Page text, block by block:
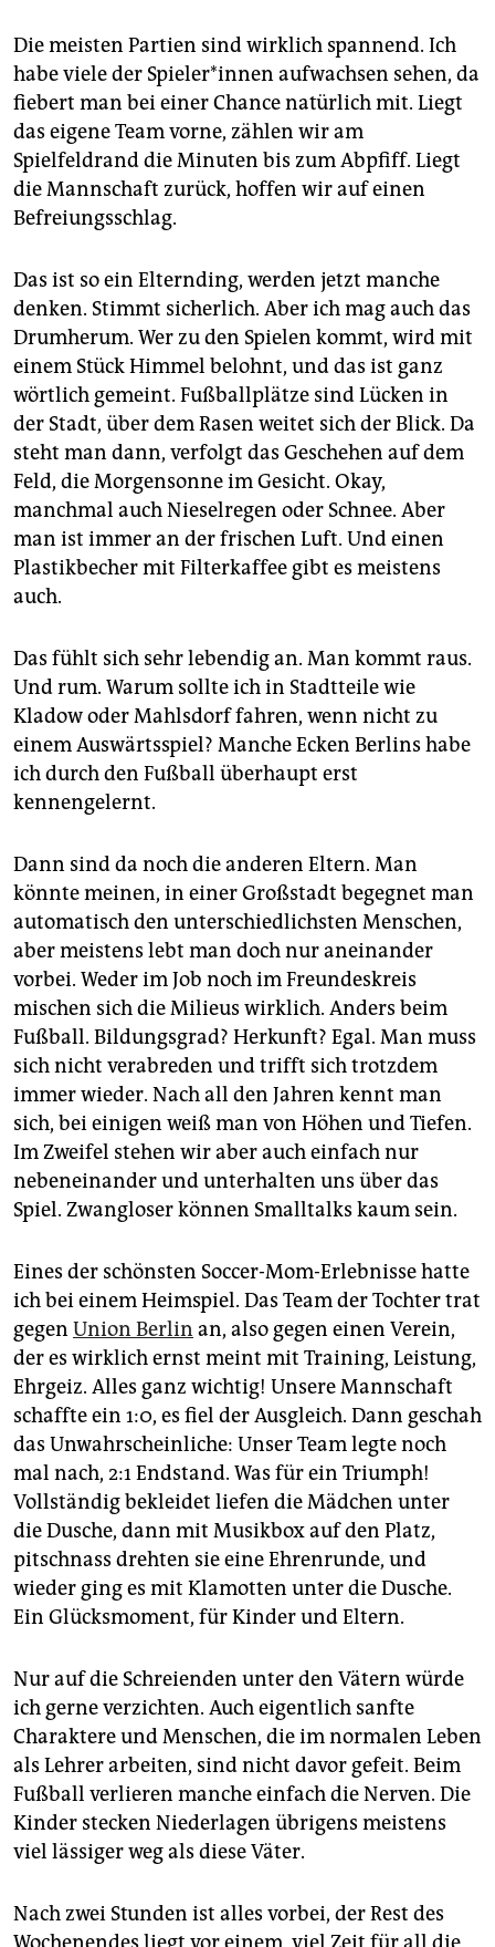
Die meisten Partien sind wirklich spannend. Ich
habe viele der Spie­le­r*in­nen aufwachsen sehen, da
fiebert man bei einer Chance natürlich mit. Liegt
das eigene Team vorne, zählen wir am
Spielfeldrand die Minuten bis zum Abpfiff. Liegt
die Mannschaft zurück, hoffen wir auf einen
Befreiungsschlag.
Das ist so ein Elternding, werden jetzt manche
denken. Stimmt sicherlich. Aber ich mag auch das
Drumherum. Wer zu den Spielen kommt, wird mit
einem Stück Himmel belohnt, und das ist ganz
wörtlich gemeint. Fußballplätze sind Lücken in
der Stadt, über dem Rasen weitet sich der Blick. Da
steht man dann, verfolgt das Geschehen auf dem
Feld, die Morgensonne im Gesicht. Okay,
manchmal auch Nieselregen oder Schnee. Aber
man ist immer an der frischen Luft. Und einen
Plastikbecher mit Filterkaffee gibt es meistens
auch.
Das fühlt sich sehr lebendig an. Man kommt raus.
Und rum. Warum sollte ich in Stadtteile wie
Kladow oder Mahlsdorf fahren, wenn nicht zu
einem Auswärtsspiel? Manche Ecken Berlins habe
ich durch den Fußball überhaupt erst
kennengelernt.
Dann sind da noch die anderen Eltern. Man
könnte meinen, in einer Großstadt begegnet man
automatisch den unterschiedlichsten Menschen,
aber meistens lebt man doch nur aneinander
vorbei. Weder im Job noch im Freundeskreis
mischen sich die Milieus wirklich. Anders beim
Fußball. Bildungsgrad? Herkunft? Egal. Man muss
sich nicht verabreden und trifft sich trotzdem
immer wieder. Nach all den Jahren kennt man
sich, bei einigen weiß man von Höhen und Tiefen.
Im Zweifel stehen wir aber auch einfach nur
nebeneinander und unterhalten uns über das
Spiel. Zwangloser können Smalltalks kaum sein.
Eines der schönsten Soccer-Mom-Erlebnisse hatte
ich bei einem Heimspiel. Das Team der Tochter trat
gegen Union Berlin an, also gegen einen Verein,
der es wirklich ernst meint mit Training, Leistung,
Ehrgeiz. Alles ganz wichtig! Unsere Mannschaft
schaffte ein 1:0, es fiel der Ausgleich. Dann geschah
das Unwahrscheinliche: Unser Team legte noch
mal nach, 2:1 Endstand. Was für ein Triumph!
Vollständig bekleidet liefen die Mädchen unter
die Dusche, dann mit Musikbox auf den Platz,
pitschnass drehten sie eine Ehrenrunde, und
wieder ging es mit Klamotten unter die Dusche.
Ein Glücksmoment, für Kinder und Eltern.
Nur auf die Schreienden unter den Vätern würde
ich gerne verzichten. Auch eigentlich sanfte
Charaktere und Menschen, die im normalen Leben
als Lehrer arbeiten, sind nicht davor gefeit. Beim
Fußball verlieren manche einfach die Nerven. Die
Kinder stecken Niederlagen übrigens meistens
viel lässiger weg als diese Väter.
Nach zwei Stunden ist alles vorbei, der Rest des